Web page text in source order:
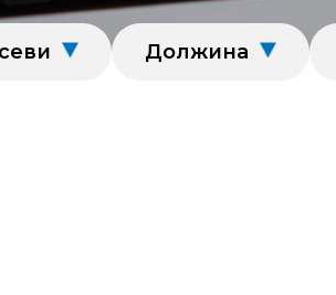
Должина